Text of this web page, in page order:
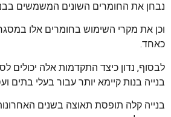
נבחן את החומרים השונים המשמשים
וכן את מקרי השימוש בחומרים אלו
כאחד.
לבסוף, נדון כיצד התקדמות אלה יכולים
בנייה בנות קיימא יותר עבור בעלי בתים
בנייה קלה תופסת תאוצה בשנים